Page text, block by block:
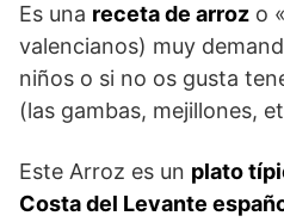
Es una receta de arroz o
valencianos) muy
niños o si no os gusta
(las gambas, mejillones,
Este Arroz es un plato
Costa del Levante